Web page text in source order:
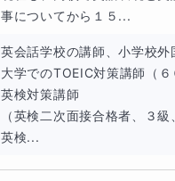
事についてから１５...
英会話学校の講師、小学校外
大学でのTOEIC対策講師（
英検対策講師
（英検二次面接合格者、３
英検...